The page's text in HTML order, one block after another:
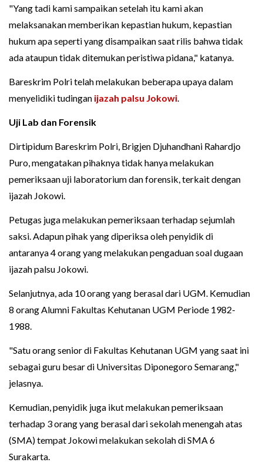
"Yang tadi kami sampaikan setelah itu kami akan
melaksanakan memberikan kepastian hukum, kepastian
hukum apa seperti yang disampaikan saat rilis bahwa tidak
ada ataupun tidak ditemukan peristiwa pidana," katanya.
Bareskrim Polri telah melakukan beberapa upaya dalam
menyelidiki tudingan ijazah palsu Jokowi.
Uji Lab dan Forensik
Dirtipidum Bareskrim Polri, Brigjen Djuhandhani Rahardjo
Puro, mengatakan pihaknya tidak hanya melakukan
pemeriksaan uji laboratorium dan forensik, terkait dengan
ijazah Jokowi.
Petugas juga melakukan pemeriksaan terhadap sejumlah
saksi. Adapun pihak yang diperiksa oleh penyidik di
antaranya 4 orang yang melakukan pengaduan soal dugaan
ijazah palsu Jokowi.
Selanjutnya, ada 10 orang yang berasal dari UGM. Kemudian
8 orang Alumni Fakultas Kehutanan UGM Periode 1982-
1988.
"Satu orang senior di Fakultas Kehutanan UGM yang saat ini
sebagai guru besar di Universitas Diponegoro Semarang,"
jelasnya.
Kemudian, penyidik juga ikut melakukan pemeriksaan
terhadap 3 orang yang berasal dari sekolah menengah atas
(SMA) tempat Jokowi melakukan sekolah di SMA 6
Surakarta.